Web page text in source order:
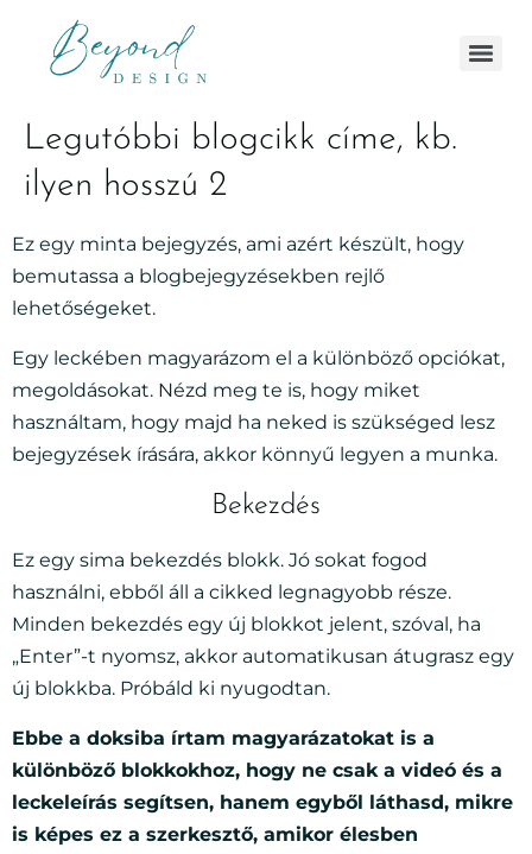
Legutóbbi blogcikk címe, kb.
ilyen hosszú 2
Ez egy minta bejegyzés, ami azért készült, hogy
bemutassa a blogbejegyzésekben rejlő
lehetőségeket.
Egy leckében magyarázom el a különböző opciókat,
megoldásokat. Nézd meg te is, hogy miket
használtam, hogy majd ha neked is szükséged lesz
bejegyzések írására, akkor könnyű legyen a munka.
Bekezdés
Ez egy sima bekezdés blokk. Jó sokat fogod
használni, ebből áll a cikked legnagyobb része.
Minden bekezdés egy új blokkot jelent, szóval, ha
„Enter”-t nyomsz, akkor automatikusan átugrasz egy
új blokkba. Próbáld ki nyugodtan.
Ebbe a doksiba írtam magyarázatokat is a
különböző blokkokhoz, hogy ne csak a videó és a
leckeleírás segítsen, hanem egyből láthasd, mikre
is képes ez a szerkesztő, amikor élesben